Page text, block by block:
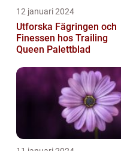
12 januari 2024
Utforska Fägringen och
Finessen hos Trailing
Queen Palettblad